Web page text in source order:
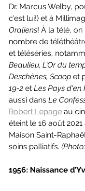
Dr. Marcus Welby,
c'est lui!) et à
Oraliens! À la télé,
nombre de
et téléséries,
Beaulieu, L'Or du
Deschênes, Scoop et
19-2 et Les Pays d'en
aussi dans Le
Robert Lepage au
éteint le 16 août 2021
Maison Saint-
soins palliatifs.
1956: Naissance